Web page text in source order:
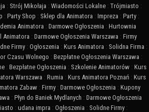
: Strój Mikołaja : Wiadomości Lokalne : Trójmiasto :
: Party Shop : Sklep dla Animatora : Impreza : Party :
Animatora : Darmowe Ogłoszenia : Hurtownia
Animatora : Darmowe Ogłoszenia Warszawa : Firmy
Firmy : Ogłoszenia : Kurs Animatora : Solidna Firma :
Czasu Wolnego : Bezpłatne Ogłoszenia Warszawa :
: Bezpłatne Ogłoszenia : Szkolenie Animatorów : Kurs
Warszawa : Rumia : Kurs Animatora Poznań : Kurs
Zabaw : Firmy : Darmowe Ogłoszenia : Kupony
: Płyn do Baniek Mydlanych : Darmowe Ogłoszenia
: udana impra : Ogłoszenia : Solidne Firmy :